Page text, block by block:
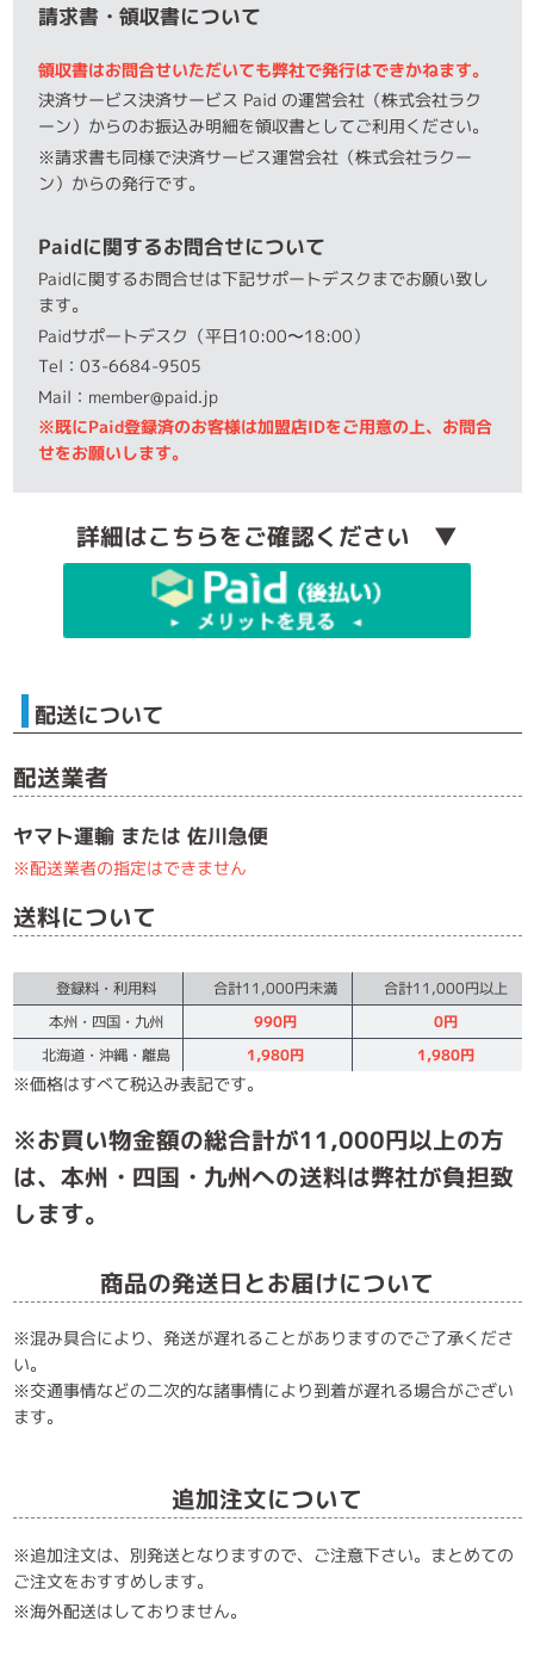
請求書・領収書について
領収書はお問合せいただいても弊社で発行はできかねます。
決済サービス決済サービス Paid の運営会社（株式会社ラク
ーン）からのお振込み明細を領収書としてご利用ください。
※請求書も同様で決済サービス運営会社（株式会社ラクー
ン）からの発行です。
Paidに関するお問合せについて
Paidに関するお問合せは下記サポートデスクまでお願い致し
ます。
Paidサポートデスク（平日10:00〜18:00）
Tel：03-6684-9505
Mail：member@paid.jp
※既にPaid登録済のお客様は加盟店IDをご用意の上、お問合
せをお願いします。
詳細はこちらをご確認ください ▼
配送について
配送業者
ヤマト運輸 または 佐川急便
※配送業者の指定はできません
送料について
登録料・利用料 合計11,000円未満
合計11,000円以上
本州・四国・九州
990円
0円
北海道・沖縄・離島
1,980円 1,980円
※価格はすべて税込み表記です。
※お買い物金額の総合計が11,000円以上の方
は、本州・四国・九州への送料は弊社が負担致
します。
商品の発送日とお届けについて
※混み具合により、発送が遅れることがありますのでご了承くださ
い。
※交通事情などの二次的な諸事情により到着が遅れる場合がござい
ます。
追加注文について
※追加注文は、別発送となりますので、ご注意下さい。まとめての
ご注文をおすすめします。
※海外配送はしておりません。